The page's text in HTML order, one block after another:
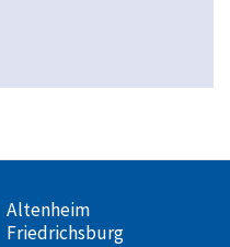
Altenheim
Friedrichsburg